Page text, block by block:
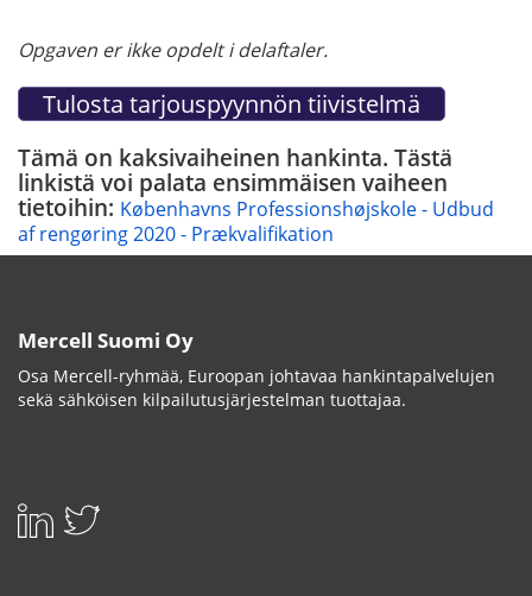
Opgaven er ikke opdelt i delaftaler.
Tämä on kaksivaiheinen hankinta. Tästä
linkistä voi palata ensimmäisen vaiheen
tietoihin: Københavns Professionshøjskole - Udbud
af rengøring 2020 - Prækvalifikation
Mercell Suomi Oy
Osa Mercell-ryhmää, Euroopan johtavaa hankintapalvelujen
sekä sähköisen kilpailutusjärjestelman tuottajaa.